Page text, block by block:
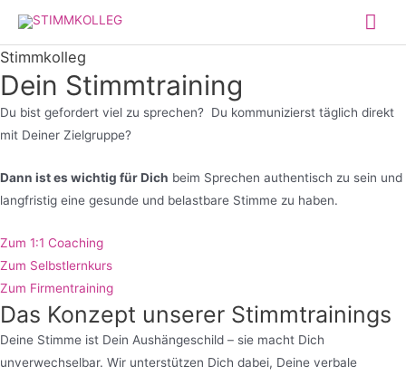
Inhalt
springen
Stimmkolleg
Dein Stimmtraining
Du bist gefordert viel zu sprechen? Du kommunizierst täglich direkt
mit Deiner Zielgruppe?
Dann ist es wichtig für Dich beim Sprechen authentisch zu sein und
langfristig eine gesunde und belastbare Stimme zu haben.
Zum 1:1 Coaching
Zum Selbstlernkurs
Zum Firmentraining
Das Konzept unserer Stimmtrainings
Deine Stimme ist Dein Aushängeschild – sie macht Dich
unverwechselbar. Wir unterstützen Dich dabei, Deine verbale